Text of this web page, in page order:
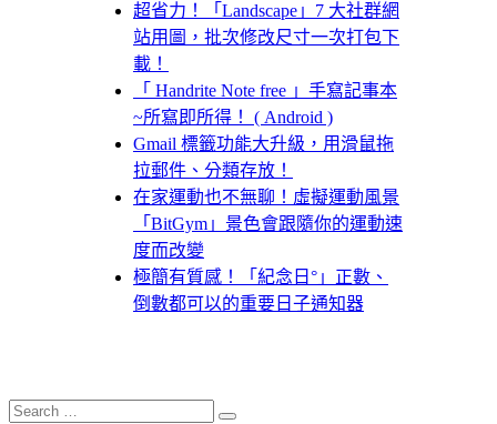
超省力！「Landscape」7 大社群網
站用圖，批次修改尺寸一次打包下
載！
「 Handrite Note free 」手寫記事本
~所寫即所得！ ( Android )
Gmail 標籤功能大升級，用滑鼠拖
拉郵件、分類存放！
在家運動也不無聊！虛擬運動風景
「BitGym」景色會跟隨你的運動速
度而改變
極簡有質感！「紀念日°」正數、
倒數都可以的重要日子通知器
Search